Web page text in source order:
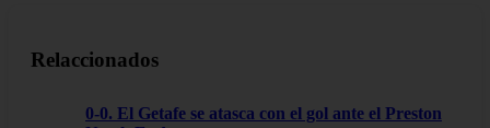
Relaccionados
0-0. El Getafe se atasca con el gol ante el Preston